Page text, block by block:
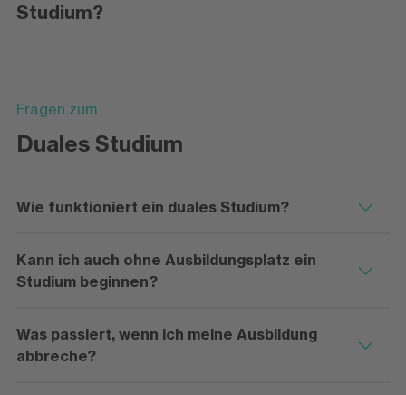
Studium?
Fragen zum
Duales Studium
Wie funktioniert ein duales Studium?
Kann ich auch ohne Ausbildungsplatz ein
Studium beginnen?
Was passiert, wenn ich meine Ausbildung
abbreche?